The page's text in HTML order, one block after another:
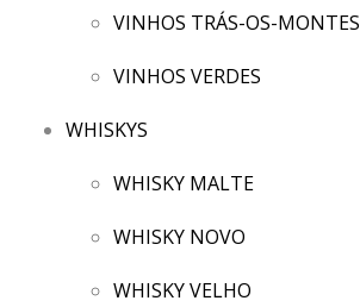
VINHOS TRÁS-OS-MONTES
VINHOS VERDES
WHISKYS
WHISKY MALTE
WHISKY NOVO
WHISKY VELHO